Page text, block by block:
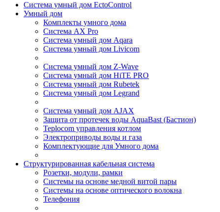
Система умный дом EctoControl
Умный дом
Комплекты умного дома
Система AX Pro
Система умный дом Aqara
Система умный дом Livicom
Система умный дом Z-Wave
Система умный дом HiTE PRO
Система умный дом Rubetek
Система умный дом Legrand
Система умный дом AJAX
Защита от протечек воды AquaBast (Бастион)
Teplocom управления котлом
Электроприводы воды и газа
Комплектующие для Умного дома
Структурированная кабельная система
Розетки, модули, рамки
Системы на основе медной витой пары
Системы на основе оптического волокна
Телефония